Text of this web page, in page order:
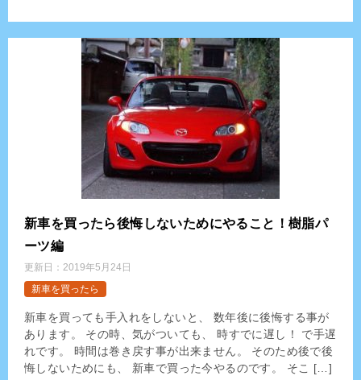
新車を買ったら後悔しないためにやること！樹脂パ
ーツ編
更新日： 2019年5月24日
新車を買ったら
新車を買っても手入れをしないと、 数年後に後悔する事が
あります。 その時、気がついても、 時すでに遅し！ で手遅
れです。 時間は巻き戻す事が出来ません。 そのため後で後
悔しないためにも、 新車で買った今やるのです。 そこ […]